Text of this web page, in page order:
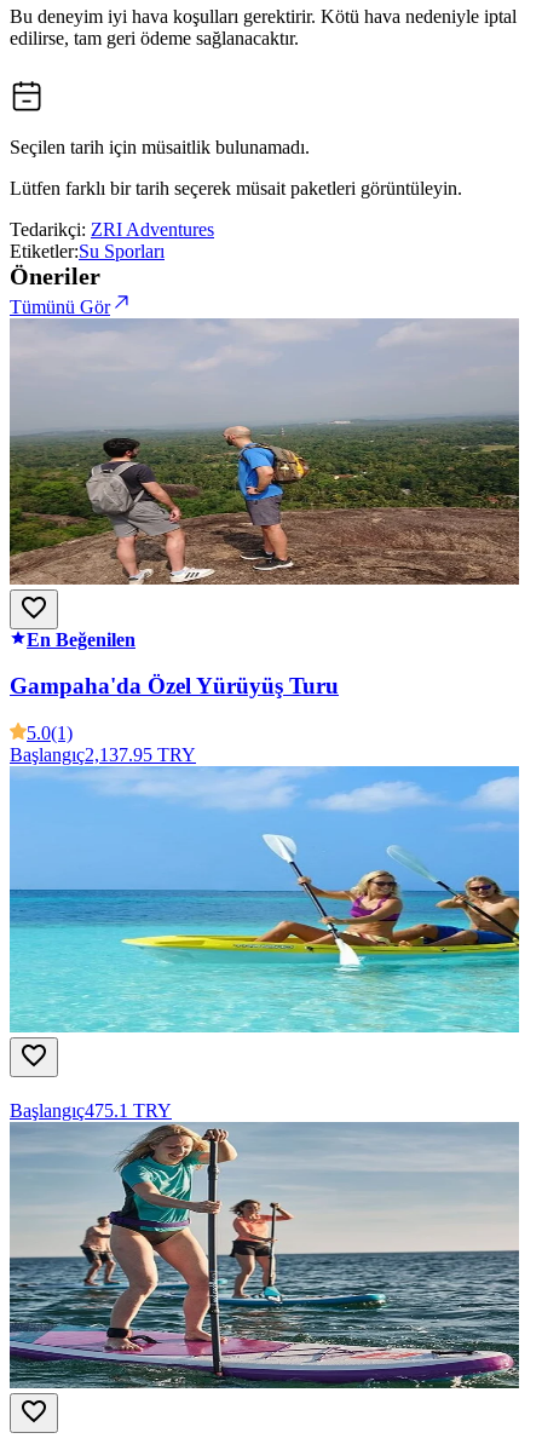
Bu deneyim iyi hava koşulları gerektirir. Kötü hava nedeniyle iptal
edilirse, tam geri ödeme sağlanacaktır.
Seçilen tarih için müsaitlik bulunamadı.
Lütfen farklı bir tarih seçerek müsait paketleri görüntüleyin.
Tedarikçi: ZRI Adventures
Etiketler:Su Sporları
Öneriler
Tümünü Gör
En Beğenilen
Gampaha'da Özel Yürüyüş Turu
5.0(1)
Başlangıç2,137.95 TRY
Başlangıç475.1 TRY